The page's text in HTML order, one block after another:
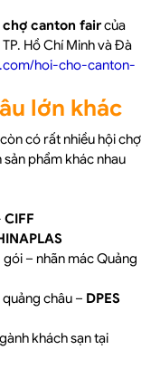
canton faircủa
Hồ Chí Minh và Đà
hoi-cho-canton-
lớn khác
có rất nhiều hội chợ
phẩm khác nhau
CIFF
– nhãn mác Quảng
châu – DPES
khách sạn tại